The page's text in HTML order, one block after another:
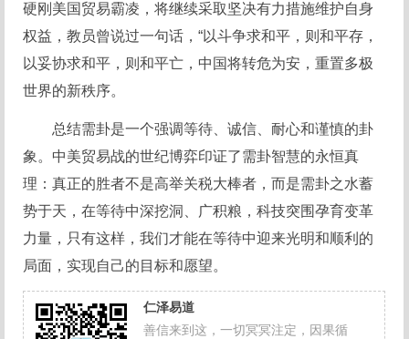
硬刚美国贸易霸凌，将继续采取坚决有力措施维护自身
权益，教员曾说过一句话，“以斗争求和平，则和平存，
以妥协求和平，则和平亡，中国将转危为安，重置多极
世界的新秩序。
总结需卦是一个强调等待、诚信、耐心和谨慎的卦
象。中美贸易战的世纪博弈印证了需卦智慧的永恒真
理：真正的胜者不是高举关税大棒者，而是需卦之水蓄
势于天，在等待中深挖洞、广积粮，科技突围孕育变革
力量，只有这样，我们才能在等待中迎来光明和顺利的
局面，实现自己的目标和愿望。
仁泽易道
善信来到这，一切冥冥注定，因果循